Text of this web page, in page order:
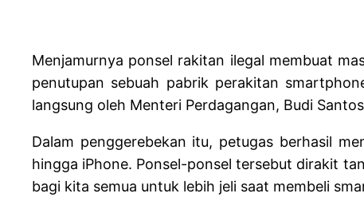
Menjamurnya ponsel rakitan ilegal membuat
penutupan sebuah pabrik perakitan
langsung oleh Menteri Perdagangan, Budi
Dalam penggerebekan itu, petugas berhasil
hingga iPhone. Ponsel-ponsel tersebut dirakit
bagi kita semua untuk lebih jeli saat membeli